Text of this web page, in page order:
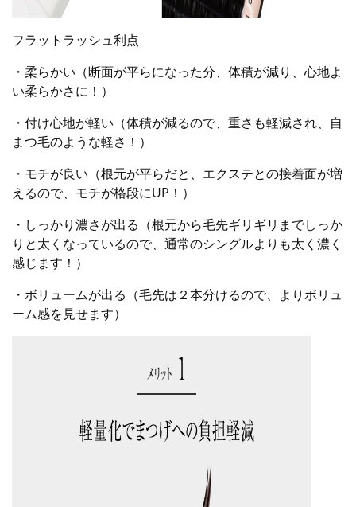
フラットラッシュ利点
・柔らかい（断面が平らになった分、体積が減り、心地よ
い柔らかさに！）
・付け心地が軽い（体積が減るので、重さも軽減され、自
まつ毛のような軽さ！）
・モチが良い（根元が平らだと、エクステとの接着面が増
えるので、モチが格段にUP！）
・しっかり濃さが出る（根元から毛先ギリギリまでしっか
りと太くなっているので、通常のシングルよりも太く濃く
感じます！）
・ボリュームが出る（毛先は２本分けるので、よりボリュ
ーム感を見せます）